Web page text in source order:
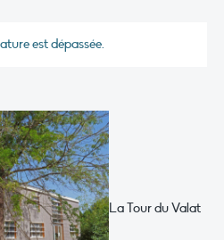
est dépassée.
La Tour du Valat